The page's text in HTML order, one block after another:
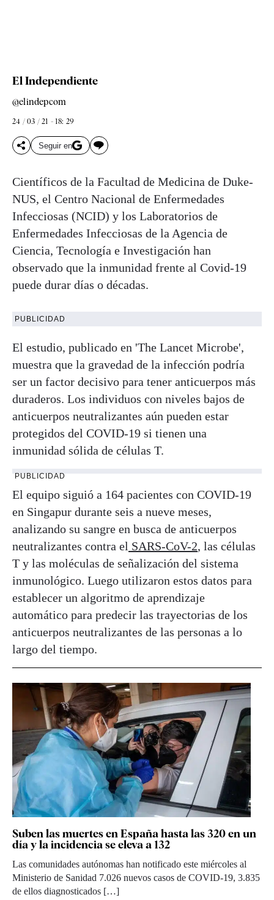
El Independiente
@elindepcom
24 / 03 / 21 - 18: 29
Seguir en
Científicos de la Facultad de Medicina de Duke-
NUS, el Centro Nacional de Enfermedades
Infecciosas (NCID) y los Laboratorios de
Enfermedades Infecciosas de la Agencia de
Ciencia, Tecnología e Investigación han
observado que la inmunidad frente al Covid-19
puede durar días o décadas.
PUBLICIDAD
El estudio, publicado en 'The Lancet Microbe',
muestra que la gravedad de la infección podría
ser un factor decisivo para tener anticuerpos más
duraderos. Los individuos con niveles bajos de
anticuerpos neutralizantes aún pueden estar
protegidos del COVID-19 si tienen una
inmunidad sólida de células T.
PUBLICIDAD
El equipo siguió a 164 pacientes con COVID-19
en Singapur durante seis a nueve meses,
analizando su sangre en busca de anticuerpos
neutralizantes contra el SARS-CoV-2, las células
T y las moléculas de señalización del sistema
inmunológico. Luego utilizaron estos datos para
establecer un algoritmo de aprendizaje
automático para predecir las trayectorias de los
anticuerpos neutralizantes de las personas a lo
largo del tiempo.
Suben las muertes en España hasta las 320 en un
día y la incidencia se eleva a 132
Las comunidades autónomas han notificado este miércoles al
Ministerio de Sanidad 7.026 nuevos casos de COVID-19, 3.835
de ellos diagnosticados […]